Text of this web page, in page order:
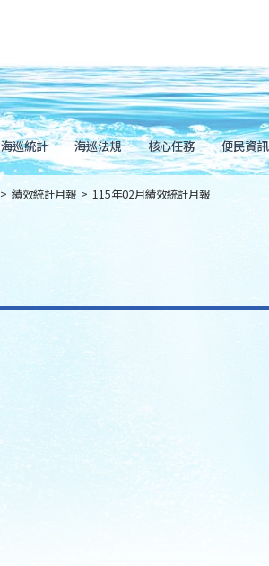
海巡統計 海巡法規 核心任務 便民資訊
> 績效統計月報 > 115年02月績效統計月報